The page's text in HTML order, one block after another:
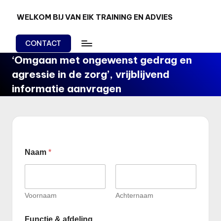
inhoud
WELKOM BIJ VAN EIK TRAINING EN ADVIES
kunnen
doen!
CONTACT
‘Omgaan met ongewenst gedrag en
agressie in de zorg’, vrijblijvend
informatie aanvragen
Naam *
Voornaam Achternaam
Functie & afdeling